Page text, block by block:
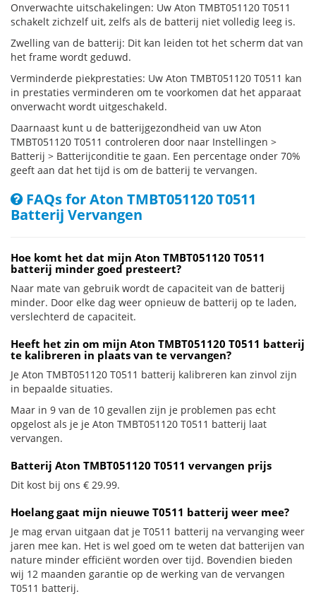
Onverwachte uitschakelingen: Uw Aton TMBT051120 T0511
schakelt zichzelf uit, zelfs als de batterij niet volledig leeg is.
Zwelling van de batterij: Dit kan leiden tot het scherm dat van
het frame wordt geduwd.
Verminderde piekprestaties: Uw Aton TMBT051120 T0511 kan
in prestaties verminderen om te voorkomen dat het apparaat
onverwacht wordt uitgeschakeld.
Daarnaast kunt u de batterijgezondheid van uw Aton
TMBT051120 T0511 controleren door naar Instellingen >
Batterij > Batterijconditie te gaan. Een percentage onder 70%
geeft aan dat het tijd is om de batterij te vervangen.
FAQs for Aton TMBT051120 T0511
Batterij Vervangen
Hoe komt het dat mijn Aton TMBT051120 T0511
batterij minder goed presteert?
Naar mate van gebruik wordt de capaciteit van de batterij
minder. Door elke dag weer opnieuw de batterij op te laden,
verslechterd de capaciteit.
Heeft het zin om mijn Aton TMBT051120 T0511 batterij
te kalibreren in plaats van te vervangen?
Je Aton TMBT051120 T0511 batterij kalibreren kan zinvol zijn
in bepaalde situaties.
Maar in 9 van de 10 gevallen zijn je problemen pas echt
opgelost als je je Aton TMBT051120 T0511 batterij laat
vervangen.
Batterij Aton TMBT051120 T0511 vervangen prijs
Dit kost bij ons € 29.99.
Hoelang gaat mijn nieuwe T0511 batterij weer mee?
Je mag ervan uitgaan dat je T0511 batterij na vervanging weer
jaren mee kan. Het is wel goed om te weten dat batterijen van
nature minder efficiënt worden over tijd. Bovendien bieden
wij 12 maanden garantie op de werking van de vervangen
T0511 batterij.